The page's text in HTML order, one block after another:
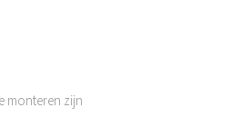
monteren zijn